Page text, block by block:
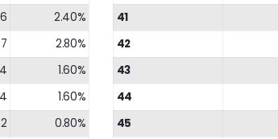
6
2.40%
7
2.80%
4
1.60%
4
1.60%
2
0.80%
41
42
43
44
45